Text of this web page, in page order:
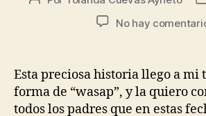
No hay
Esta preciosa historia llego a mi
forma de “wasap”, y la quiero
todos los padres que en estas